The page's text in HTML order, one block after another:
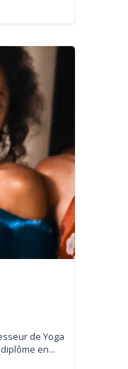
de Yoga
en...